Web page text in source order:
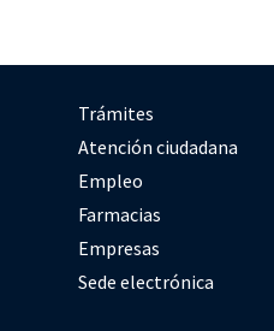
Trámites
Atención ciudadana
Empleo
Farmacias
Empresas
Sede electrónica